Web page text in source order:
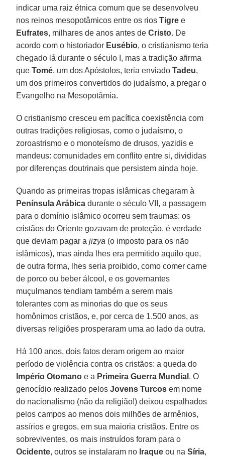
indicar uma raiz étnica comum que se desenvolveu
nos reinos mesopotâmicos entre os riosTigre e
Eufrates, milhares de anos antes deCristo. De
acordo com o historiador Eusébio, o cristianismo teria
chegado lá durante o século I, mas a tradição afirma
queTomé, um dos Apóstolos, teria enviadoTadeu,
um dos primeiros convertidos do judaísmo, a pregar o
Evangelho na Mesopotâmia.
O cristianismo cresceu em pacífica coexistência com
outras tradições religiosas, como o judaísmo, o
zoroastrismo e o monoteísmo de drusos, yazidis e
mandeus: comunidades em conflito entre si, divididas
por diferenças doutrinais que persistem ainda hoje.
Quando as primeiras tropas islâmicas chegaram à
Península Arábica durante o século VII, a passagem
para o domínio islâmico ocorreu sem traumas: os
cristãos do Oriente gozavam de proteção, é verdade
que deviam pagar ajizya (o imposto para os não
islâmicos), mas ainda lhes era permitido aquilo que,
de outra forma, lhes seria proibido, como comer carne
de porco ou beber álcool, e os governantes
muçulmanos tendiam também a serem mais
tolerantes com as minorias do que os seus
homônimos cristãos, e, por cerca de 1.500 anos, as
diversas religiões prosperaram uma ao lado da outra.
Há 100 anos, dois fatos deram origem ao maior
período de violência contra os cristãos: a queda do
Império Otomano e a Primeira Guerra Mundial . O
genocídio realizado pelosJovens Turcos em nome
do nacionalismo (não da religião!) deixou espalhados
pelos campos ao menos dois milhões de armênios,
assírios e gregos, em sua maioria cristãos. Entre os
sobreviventes, os mais instruídos foram para o
Ocidente, outros se instalaram no Iraque ou naSíria,